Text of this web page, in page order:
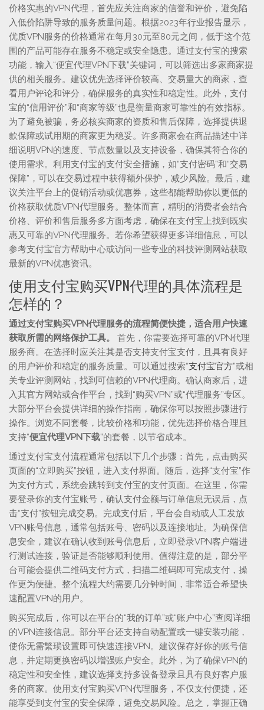
价格实惠的VPN代理，首先应关注商家的信誉和评价，避免陷
入低价陷阱导致的服务质量问题。根据2023年行业报告显示，
优质VPN服务的价格通常在每月30元至80元之间，低于这个范
围的产品可能存在服务不稳定或安全隐患。通过支付宝的搜索
功能，输入“便宜代理VPN下载”关键词，可以筛选出多家商家提
供的相关服务。建议优先选择评价较高、交易量大的商家，查
看用户评论和评分，确保服务的真实性和稳定性。此外，支付
宝的“信用评价”和“商家等级”也是衡量商家可靠性的有效指标。
为了避免被骗，务必核实商家的资质和售后保障，选择提供退
款保障或试用期的商家更为稳妥。许多商家会在商品描述中详
细说明VPN的速度、节点数量以及支持设备，确保其符合你的
使用需求。利用支付宝的支付安全措施，如“支付密码”和“交易
保障”，可以在交易过程中获得额外保护，减少风险。最后，建
议关注平台上的促销活动或优惠券，这些都能帮助你以更低的
价格获取优质VPN代理服务。整体而言，精明的消费者会结合
价格、评价和售后服务多方面考虑，确保在支付宝上找到既实
惠又可靠的VPN代理服务。若你希望获得更多详细信息，可以
参考支付宝官方帮助中心或访问一些专业的科技评测网站获取
最新的VPN优惠资讯。
使用支付宝购买VPN代理的具体流程是
怎样的？
通过支付宝购买VPN代理服务的流程简便快捷，适合用户快速
获取所需的网络保护工具。
首先，你需要选择可靠的VPN代理
服务商。在选择时应关注其是否支持支付宝支付，且具有良好
的用户评价和稳定的服务质量。可以通过搜索“支付宝官方”或相
关专业评测网站，找到可信赖的VPN代理商。确认商家后，进
入其官方网站或合作平台，找到“购买VPN”或“代理服务”专区。
大部分平台会提供详细的操作指南，确保你可以按照步骤进行
操作。浏览不同套餐，比较价格和功能，优先选择价格合理且
支持“便宜代理VPN下载”的套餐，以节省成本。
通过支付宝支付流程通常包括以下几个步骤：首先，点击购买
页面的“立即购买”按钮，进入支付界面。随后，选择“支付宝”作
为支付方式，系统会跳转到支付宝的支付页面。在这里，你需
要登录你的支付宝账号，确认支付金额与订单信息无误后，点
击“支付”按钮完成交易。完成支付后，平台会自动或人工发放
VPN账号信息，通常包括账号、密码以及连接地址。为确保信
息安全，建议在确认收到账号信息后，立即登录VPN客户端进
行测试连接，验证是否能够顺利使用。值得注意的是，部分平
台可能会提供二维码支付方式，扫描二维码即可完成支付，操
作更为便捷。整个流程大约需要几分钟时间，非常适合希望快
速配置VPN的用户。
购买完成后，你可以在平台的“我的订单”或“账户中心”查阅详细
的VPN连接信息。部分平台还支持自动配置或一键安装功能，
使你无需繁琐设置即可快速连接VPN。建议保存好你的账号信
息，并定期更换密码以增强账户安全。此外，为了确保VPN的
稳定性和安全性，建议选择支持多设备登录且具有良好客户服
务的商家。使用支付宝购买VPN代理服务，不仅支付便捷，还
能享受到支付宝的安全保障，避免交易风险。总之，掌握正确